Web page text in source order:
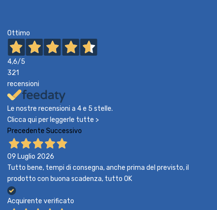
Ottimo
4,6/5
321
recensioni
Le nostre recensioni a 4 e 5 stelle.
Clicca qui per leggerle tutte >
Precedente Successivo
09 Luglio 2026
Tutto bene, tempi di consegna, anche prima del previsto, il
prodotto con buona scadenza, tutto OK
Acquirente verificato